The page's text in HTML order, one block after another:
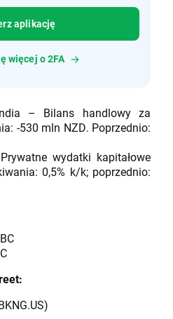
aplikację
więcej o 2FA
– Bilans handlowy za
-530 mln NZD. Poprzednio:
wydatki kapitałowe
0,5% k/k; poprzednio: